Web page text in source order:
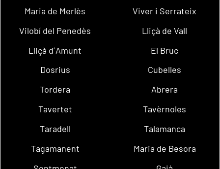
Maria de Merlès
Viver i Serrateix
Vilobí del Penedès
Lliçà de Vall
Lliçà d´Amunt
El Bruc
Dosrius
Cubelles
Tordera
Abrera
Tavertet
Tavèrnoles
Taradell
Talamanca
Tagamanent
Maria de Besora